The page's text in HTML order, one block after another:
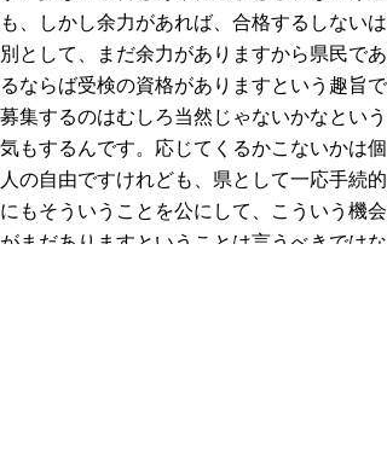
も、しかし余力があれば、合格するしないは
別として、まだ余力がありますから県民であ
るならば受検の資格がありますという趣旨で
募集するのはむしろ当然じゃないかなという
気もするんです。応じてくるかこないかは個
人の自由ですけれども、県として一応手続的
にもそういうことを公にして、こういう機会
がまだありますということは言うべきではな